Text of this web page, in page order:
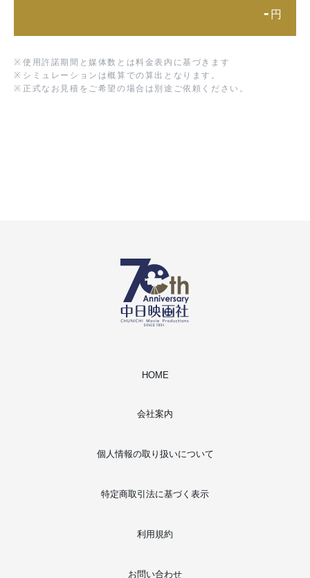
- 円
※ 使用許諾期間と媒体数とは料金表内に基づきます
※ シミュレーションは概算での算出となります。
※ 正式なお見積をご希望の場合は別途ご依頼ください。
HOME
会社案内
個人情報の取り扱いについて
特定商取引法に基づく表示
利用規約
お問い合わせ